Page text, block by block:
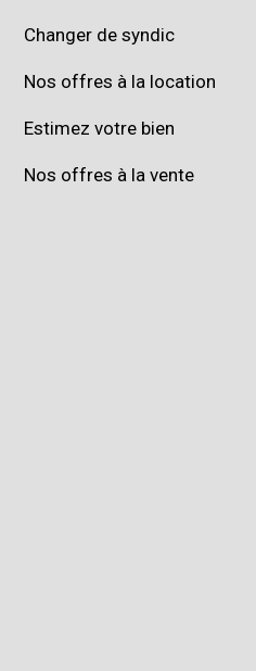
Changer de syndic
Nos offres à la location
Estimez votre bien
Nos offres à la vente